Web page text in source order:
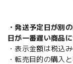
・発送予定日が別
日が一番遅い商品
・表示金額は税込み
・転売目的の購入